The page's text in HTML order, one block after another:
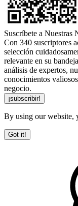
Suscríbete a Nuestras
Con 340 suscriptores
selección
relevante en su
análisis de expertos,
conocimientos
negocio.
By using our website,
Got it!